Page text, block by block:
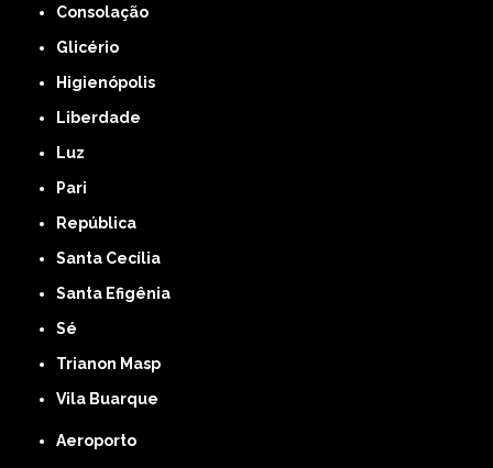
Consolação
Glicério
Higienópolis
Liberdade
Luz
Pari
República
Santa Cecília
Santa Efigênia
Sé
Trianon Masp
Vila Buarque
Aeroporto